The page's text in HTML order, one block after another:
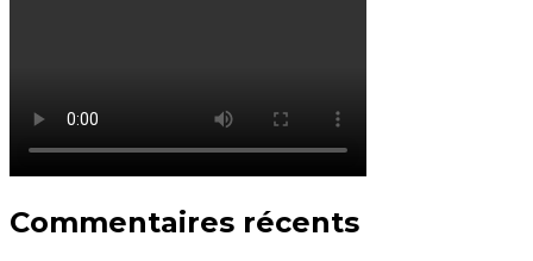
Commentaires récents